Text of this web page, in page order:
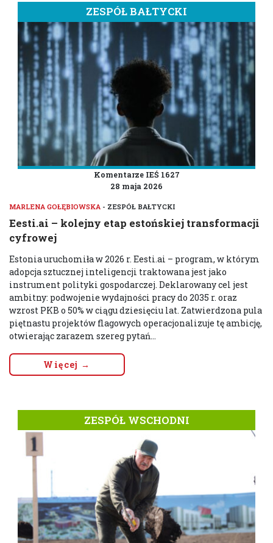
ZESPÓŁ BAŁTYCKI
Komentarze IEŚ 1627
28 maja 2026
MARLENA GOŁĘBIOWSKA - ZESPÓŁ BAŁTYCKI
Eesti.ai – kolejny etap estońskiej transformacji
cyfrowej
Estonia uruchomiła w 2026 r. Eesti.ai – program, w którym
adopcja sztucznej inteligencji traktowana jest jako
instrument polityki gospodarczej. Deklarowany cel jest
ambitny: podwojenie wydajności pracy do 2035 r. oraz
wzrost PKB o 50% w ciągu dziesięciu lat. Zatwierdzona pula
piętnastu projektów flagowych operacjonalizuje tę ambicję,
otwierając zarazem szereg pytań...
Więcej →
ZESPÓŁ WSCHODNI